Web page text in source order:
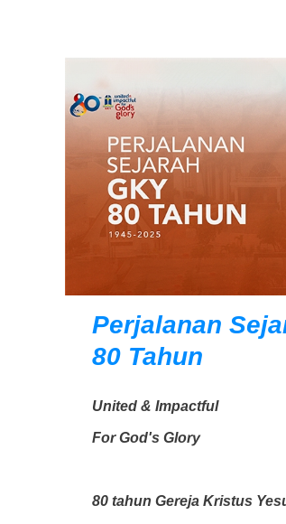
Perjalanan
80 Tahun
United & Impactful
For God's Glory
80 tahun Gereja Kristus